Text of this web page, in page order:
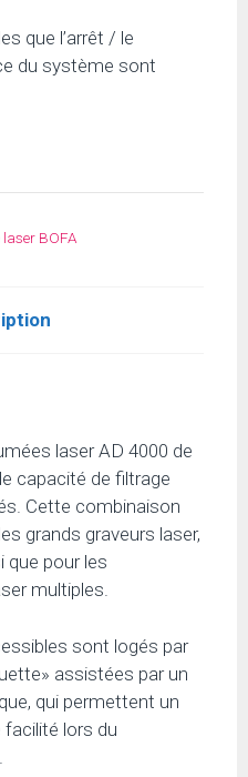
que l’arrêt / le
du système sont
BOFA
laser AD 4000 de
capacité de filtrage
Cette combinaison
grands graveurs laser,
que pour les
multiples.
sont logés par
assistées par un
qui permettent un
facilité lors du